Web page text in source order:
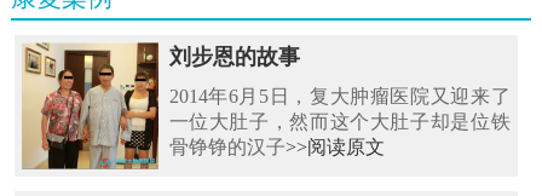
刘步恩的故事
2014年6月5日，复大肿瘤医院又迎来了
一位大肚子，然而这个大肚子却是位铁
骨铮铮的汉子>>阅读原文